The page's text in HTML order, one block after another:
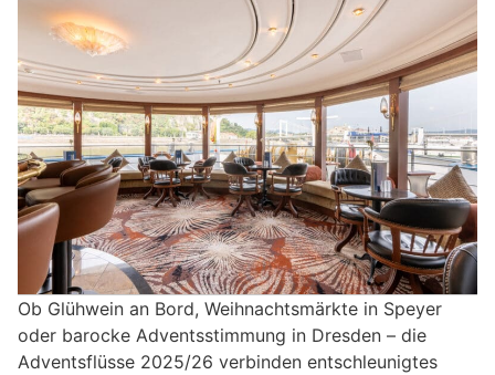
Ob Glühwein an Bord, Weihnachtsmärkte in Speyer
oder barocke Adventsstimmung in Dresden – die
Adventsflüsse 2025/26 verbinden entschleunigtes